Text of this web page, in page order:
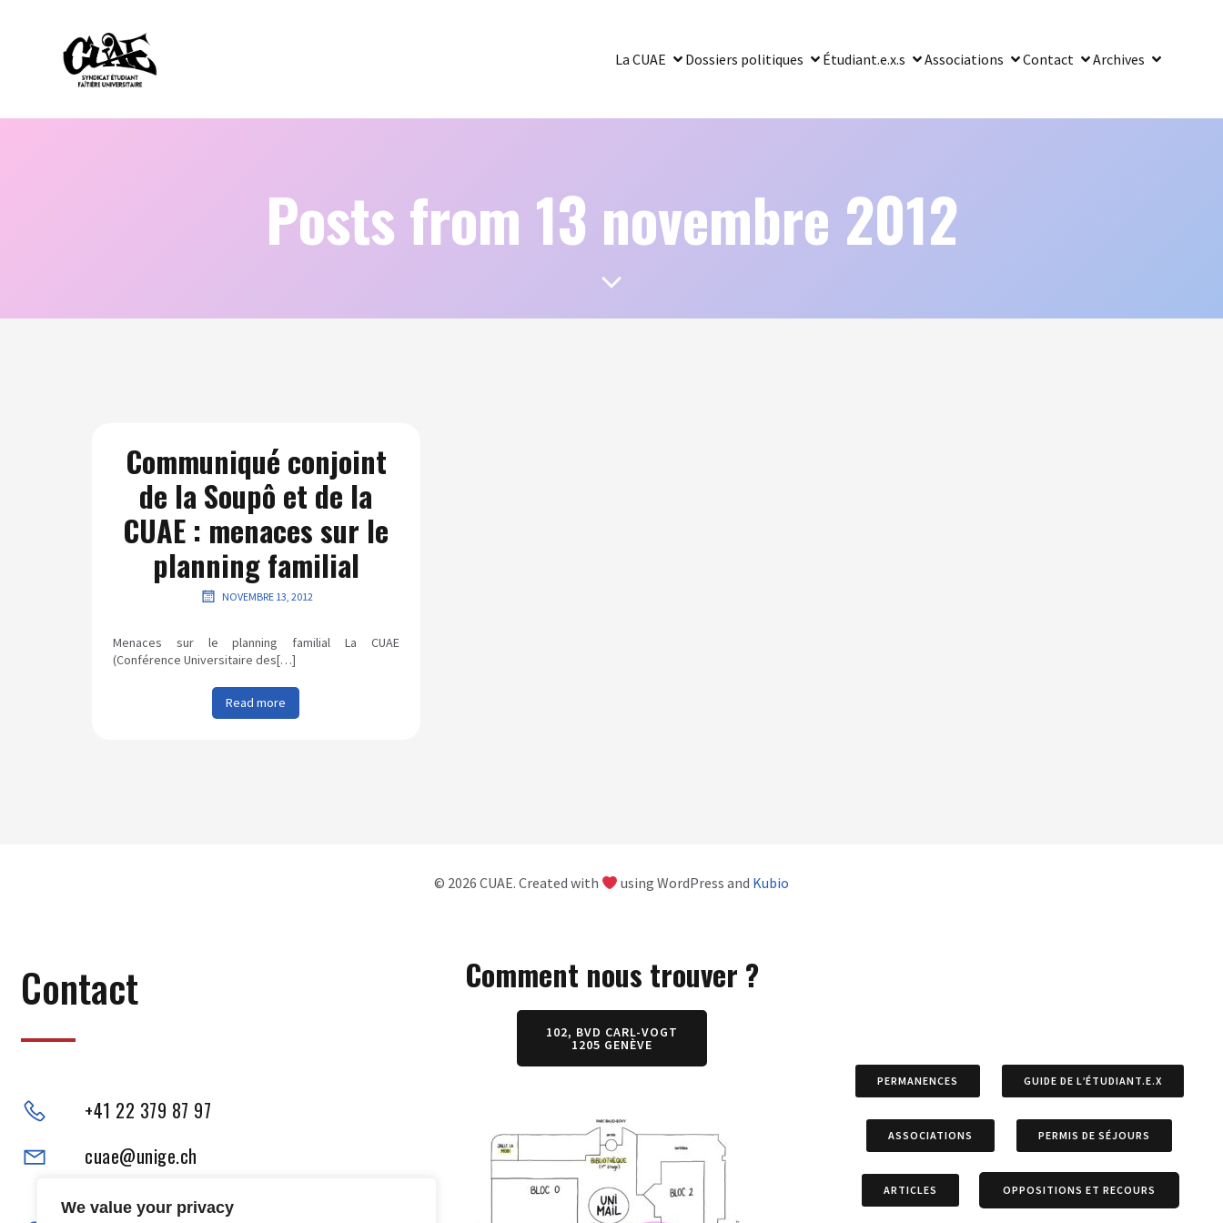
We value your privacy
La CUAE Dossiers politiques Étudiant.e.x.s Associations Contact Archives
Posts from 13 novembre 2012
Communiqué conjoint
de la Soupô et de la
CUAE : menaces sur le
planning familial
NOVEMBRE 13, 2012
Menaces sur le planning familial La CUAE
(Conférence Universitaire des[…]
Read more
© 2026 CUAE. Created with using WordPress and Kubio
Contact
+41 22 379 87 97
cuae@unige.ch
Adresse physique :
Comment nous trouver ?
102, BVD CARL-VOGT
1205 GENÈVE
PERMANENCES GUIDE DE L’ÉTUDIANT.E.X
ASSOCIATIONS PERMIS DE SÉJOURS
ARTICLES OPPOSITIONS ET RECOURS